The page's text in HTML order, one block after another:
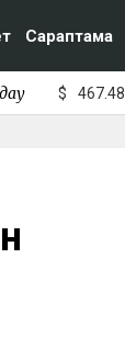
Сараптама
$ 467.48